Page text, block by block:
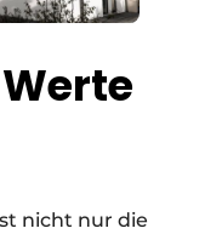
nicht nur die